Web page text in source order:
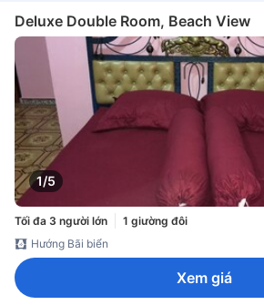
Deluxe Double Room, Beach View
1/5
Tối đa 3 người lớn
1 giường đôi
Hướng Bãi biển
Xem giá